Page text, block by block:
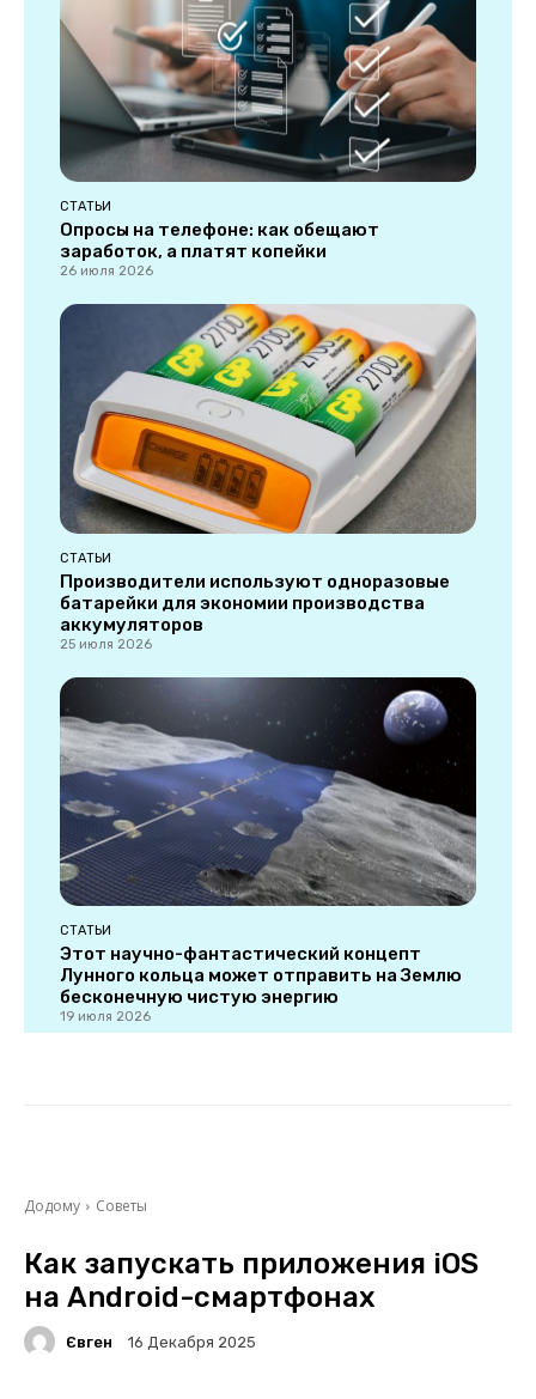
СТАТЬИ
Опросы на телефоне: как обещают
заработок, а платят копейки
26 июля 2026
СТАТЬИ
Производители используют одноразовые
батарейки для экономии производства
аккумуляторов
25 июля 2026
СТАТЬИ
Этот научно-фантастический концепт
Лунного кольца может отправить на Землю
бесконечную чистую энергию
19 июля 2026